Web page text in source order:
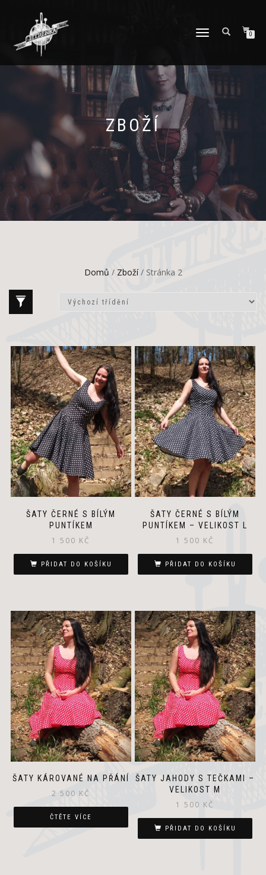
PŘEPNOUT
0
ZBOŽÍ
Domů / Zboží/ Stránka 2
ŠATY ČERNÉ S BÍLÝM
PUNTÍKEM
1 500 KČ
PŘIDAT DO KOŠÍKU
ŠATY ČERNÉ S BÍLÝM
PUNTÍKEM – VELIKOST L
1 500 KČ
PŘIDAT DO KOŠÍKU
ŠATY KÁROVANÉ NA PŘÁNÍ
2 500 KČ
ČTĚTE VÍCE
ŠATY JAHODY S TEČKAMI –
VELIKOST M
1 500 KČ
PŘIDAT DO KOŠÍKU